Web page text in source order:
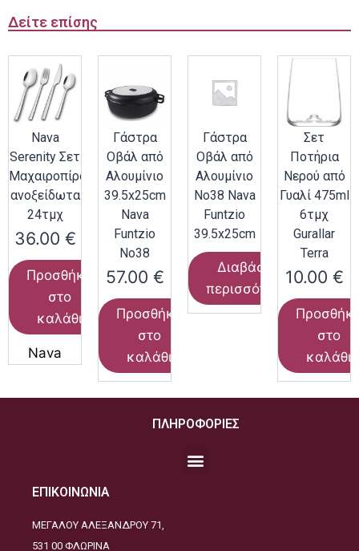
Δείτε επίσης
Nava
Serenity Σετ
Μαχαιροπίρουνα
ανοξείδωτα
24τμχ
36.00 €
Προσθήκη
στο
καλάθι
Nava
Γάστρα
Οβάλ από
Αλουμίνιο
39.5x25cm
Nava
Funtzio
Νο38
57.00 €
Προσθήκη
στο
καλάθι
Γάστρα
Οβάλ από
Αλουμίνιο
Νο38 Nava
Funtzio
39.5x25cm
Διαβάστε
περισσότερα
Σετ
Ποτήρια
Νερού από
Γυαλί 475ml
6τμχ
Gurallar
Terra
10.00 €
στο
καλάθι
ΠΛΗΡΟΦΟΡΙΕΣ
ΕΠΙΚΟΙΝΩΝΙΑ
ΜΕΓΑΛΟΥ ΑΛΕΞΑΝΔΡΟΥ 71,
531 00 ΦΛΩΡΙΝΑ